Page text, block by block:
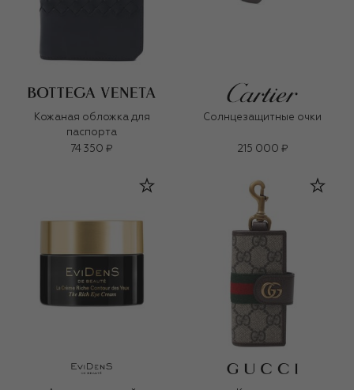
Кожаная обложка для
паспорта
74 350 ₽
Солнцезащитные очки
215 000 ₽